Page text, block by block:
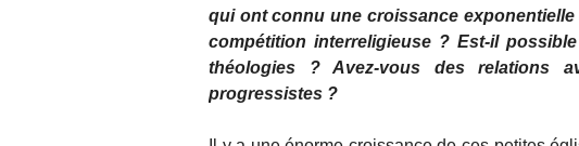
qui ont connu une croissance
compétition interreligieuse ? Est-il
théologies ? Avez-vous des relations
progressistes ?